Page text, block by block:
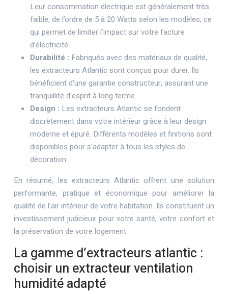
Leur consommation électrique est généralement très
faible, de l’ordre de 5 à 20 Watts selon les modèles, ce
qui permet de limiter l’impact sur votre facture
d’électricité.
Durabilité : Fabriqués avec des matériaux de qualité,
les extracteurs Atlantic sont conçus pour durer. Ils
bénéficient d’une garantie constructeur, assurant une
tranquillité d’esprit à long terme.
Design : Les extracteurs Atlantic se fondent
discrètement dans votre intérieur grâce à leur design
moderne et épuré. Différents modèles et finitions sont
disponibles pour s’adapter à tous les styles de
décoration.
En résumé, les extracteurs Atlantic offrent une solution
performante, pratique et économique pour améliorer la
qualité de l’air intérieur de votre habitation. Ils constituent un
investissement judicieux pour votre santé, votre confort et
la préservation de votre logement.
La gamme d’extracteurs atlantic :
choisir un extracteur ventilation
humidité adapté